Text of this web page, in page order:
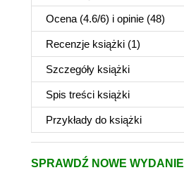
Ocena (4.6/6) i opinie (48)
Recenzje książki (1)
Szczegóły książki
Spis treści książki
Przykłady do książki
SPRAWDŹ NOWE WYDANIE